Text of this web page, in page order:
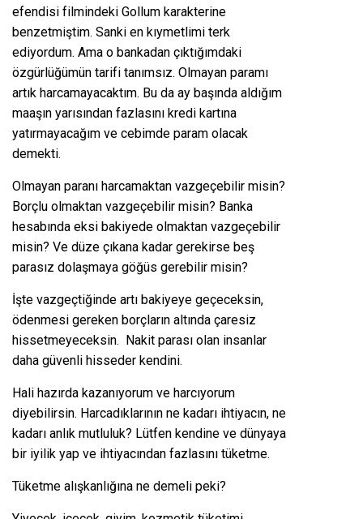
efendisi filmindeki Gollum karakterine
benzetmiştim. Sanki en kıymetlimi terk
ediyordum. Ama o bankadan çıktığımdaki
özgürlüğümün tarifi tanımsız. Olmayan paramı
artık harcamayacaktım. Bu da ay başında aldığım
maaşın yarısından fazlasını kredi kartına
yatırmayacağım ve cebimde param olacak
demekti.
Olmayan paranı harcamaktan vazgeçebilir misin?
Borçlu olmaktan vazgeçebilir misin? Banka
hesabında eksi bakiyede olmaktan vazgeçebilir
misin? Ve düze çıkana kadar gerekirse beş
parasız dolaşmaya göğüs gerebilir misin?
İşte vazgeçtiğinde artı bakiyeye geçeceksin,
ödenmesi gereken borçların altında çaresiz
hissetmeyeceksin. Nakit parası olan insanlar
daha güvenli hisseder kendini.
Hali hazırda kazanıyorum ve harcıyorum
diyebilirsin. Harcadıklarının ne kadarı ihtiyacın, ne
kadarı anlık mutluluk? Lütfen kendine ve dünyaya
bir iyilik yap ve ihtiyacından fazlasını tüketme.
Tüketme alışkanlığına ne demeli peki?